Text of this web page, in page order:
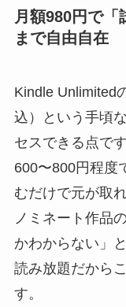
月額980円で「
まで自由自在
Kindle Unlimited
込）という手頃
セスできる点で
600〜800円程度
むだけで元が取
ノミネート作品
かわからない」
読み放題だから
す。